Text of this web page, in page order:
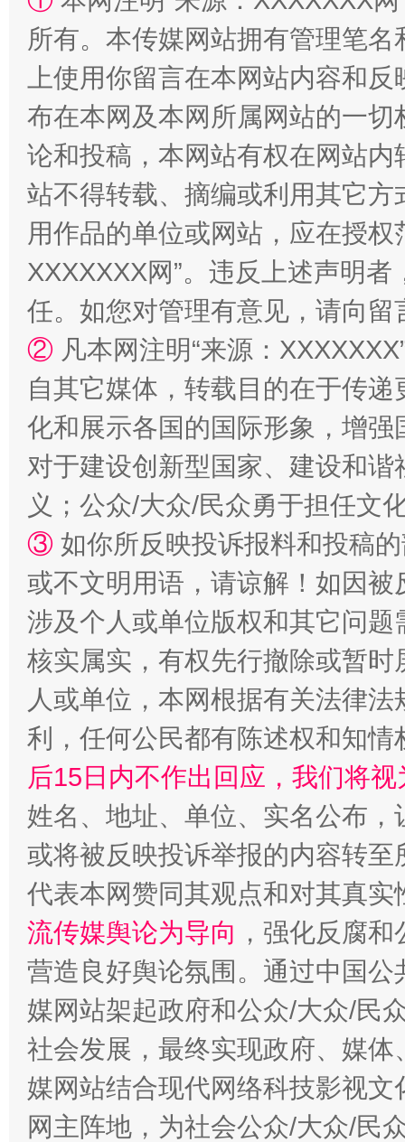
镜头丨大暑三秋近 山西：
如何以同查同治破解风腐交织难题 养老服
完善运行机制助力责任有效落实
法徽映军营 权益有保障
所有。本传媒网站拥有管理笔
上使用你留言在本网站内容和
布在本网及本网所属网站的一
论和投稿，本网站有权在网站
站不得转载、摘编或利用其它
用作品的单位或网站，应在授
XXXXXXX网”。违反上述声明
任。如您对管理有意见，请向
② 凡本网注明“来源：
自其它媒体，转载目的在于传
化和展示各国的国际形象，增
对于建设创新型国家、建设和
义；公众/大众/民众勇于担任文
③ 如你所反映投诉报料和投稿
或不文明用语，请谅解！如因
涉及个人或单位版权和其它问题
核实属实，有权先行撤除或暂
人或单位，本网根据有关法律
利，任何公民都有陈述权和知情
后15日内不作出回应，我们将
姓名、地址、单位、实名公布
或将被反映投诉举报的内容转
代表本网赞同其观点和对其真实
流传媒舆论为导向 ，强化反腐
营造良好舆论氛围。通过中国
媒网站架起政府和公众/大众/民
社会发展，最终实现政府、媒
媒网站结合现代网络科技影视
网主阵地，为社会公众/大众/民